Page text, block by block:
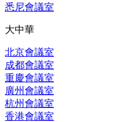
悉尼會議室
大中華
北京會議室
成都會議室
重慶會議室
廣州會議室
杭州會議室
香港會議室